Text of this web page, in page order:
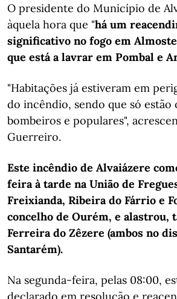
O presidente do Município de
àquela hora que "há um
significativo no fogo em
que está a lavrar em Pombal e
"Habitações já estiveram em
do incêndio, sendo que só estão
bombeiros e populares",
Guerreiro.
Este incêndio de Alvaiázere
feira à tarde na União de
Freixianda, Ribeira do Fárrio e
concelho de Ourém, e alastrou,
Ferreira do Zêzere (ambos no
Santarém).
Na segunda-feira, pelas 08:00,